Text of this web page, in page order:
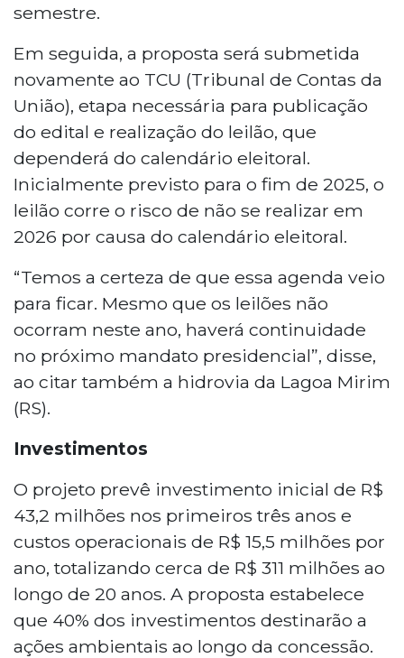
semestre.
Em seguida, a proposta será submetida
novamente ao TCU (Tribunal de Contas da
União), etapa necessária para publicação
do edital e realização do leilão, que
dependerá do calendário eleitoral.
Inicialmente previsto para o fim de 2025, o
leilão corre o risco de não se realizar em
2026 por causa do calendário eleitoral.
“Temos a certeza de que essa agenda veio
para ficar. Mesmo que os leilões não
ocorram neste ano, haverá continuidade
no próximo mandato presidencial”, disse,
ao citar também a hidrovia da Lagoa Mirim
(RS).
Investimentos
O projeto prevê investimento inicial de R$
43,2 milhões nos primeiros três anos e
custos operacionais de R$ 15,5 milhões por
ano, totalizando cerca de R$ 311 milhões ao
longo de 20 anos. A proposta estabelece
que 40% dos investimentos destinarão a
ações ambientais ao longo da concessão.